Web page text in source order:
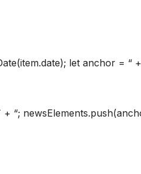
let anchor = “ +
“;